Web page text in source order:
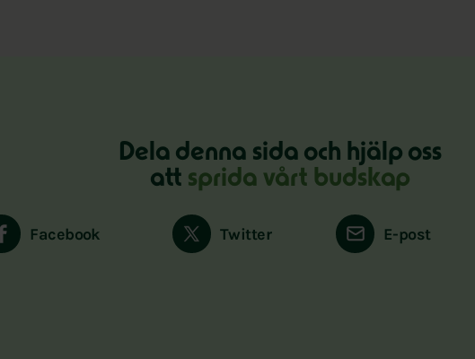
Dela denna sida och hjälp oss
att sprida vårt budskap
Facebook Twitter E-post